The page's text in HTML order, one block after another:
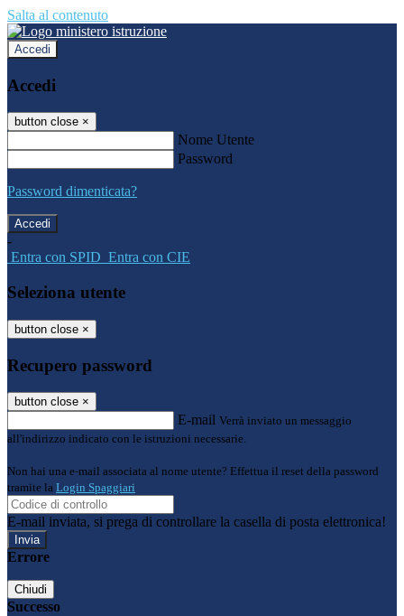
Salta al contenuto
Accedi
Accedi
button close ×
Nome Utente
Password
Password dimenticata?
-
Entra con SPID Entra con CIE
Seleziona utente
button close ×
Recupero password
button close ×
E-mail Verrà inviato un messaggio
all'indirizzo indicato con le istruzioni necessarie.
Non hai una e-mail associata al nome utente? Effettua il reset della password
tramite la Login Spaggiari
E-mail inviata, si prega di controllare la casella di posta elettronica!
Errore
Chiudi
Successo